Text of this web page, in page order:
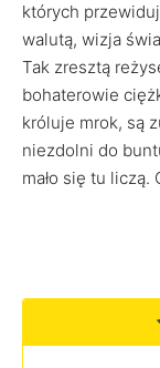
których
walutą, wizja
Tak zresztą
bohaterowie
króluje mrok, są
niezdolni do
mało się tu